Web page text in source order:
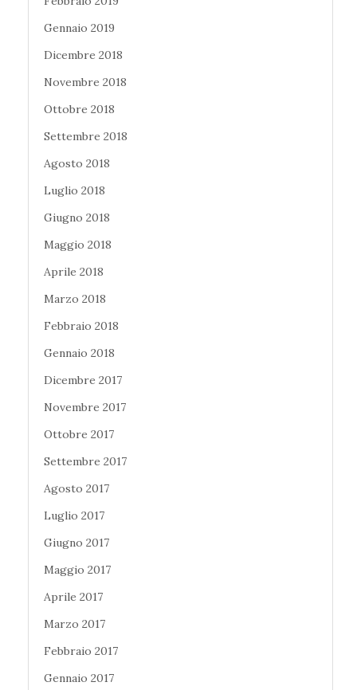
Gennaio 2019
Dicembre 2018
Novembre 2018
Ottobre 2018
Settembre 2018
Agosto 2018
Luglio 2018
Giugno 2018
Maggio 2018
Aprile 2018
Marzo 2018
Febbraio 2018
Gennaio 2018
Dicembre 2017
Novembre 2017
Ottobre 2017
Settembre 2017
Agosto 2017
Luglio 2017
Giugno 2017
Maggio 2017
Aprile 2017
Marzo 2017
Febbraio 2017
Gennaio 2017